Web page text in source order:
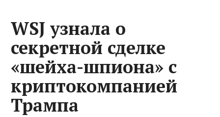
WSJ узнала о
секретной сделке
«шейха-шпиона» с
криптокомпанией
Трампа